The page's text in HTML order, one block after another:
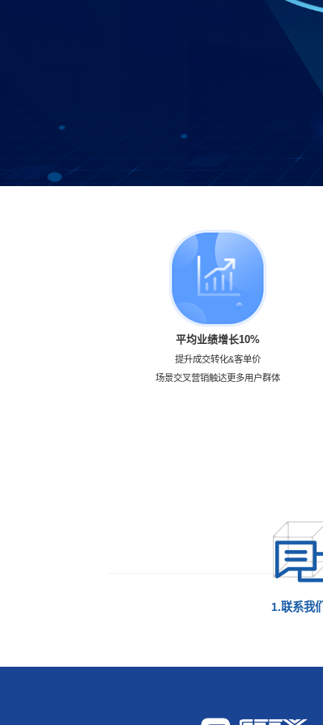
平均业绩增长10%
提升成交转化&客单价
场景交叉营销触达更多用户群体
1.联系我们